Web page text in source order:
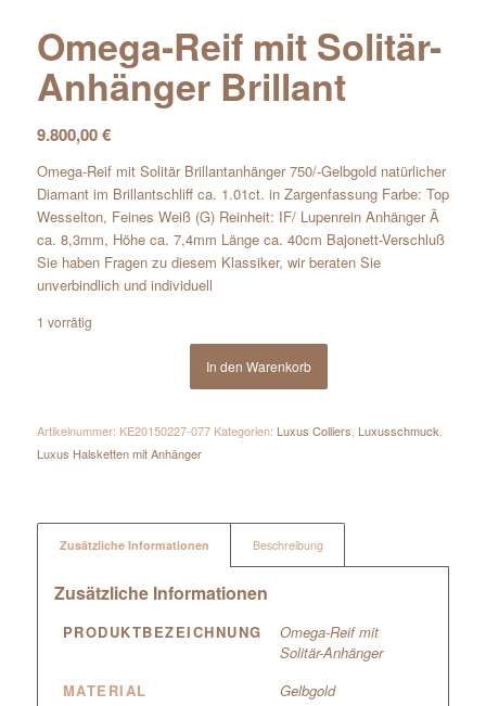
Omega-Reif mit Solitär-
Anhänger Brillant
9.800,00€
Omega-Reif mit Solitär Brillantanhänger 750/-Gelbgold natürlicher
Diamant im Brillantschliff ca. 1.01ct. in Zargenfassung Farbe: Top
Wesselton, Feines Weiß (G) Reinheit: IF/ Lupenrein Anhänger Ã
ca. 8,3mm, Höhe ca. 7,4mm Länge ca. 40cm Bajonett-Verschluß
Sie haben Fragen zu diesem Klassiker, wir beraten Sie
unverbindlich und individuell
1 vorrätig
In den Warenkorb
Artikelnummer: KE20150227-077 Kategorien: Luxus Colliers, Luxusschmuck,
Luxus Halsketten mit Anhänger
Zusätzliche Informationen Beschreibung
Zusätzliche Informationen
PRODUKTBEZEICHNUNG
Omega-Reif mit
Solitär-Anhänger
MATERIAL
Gelbgold